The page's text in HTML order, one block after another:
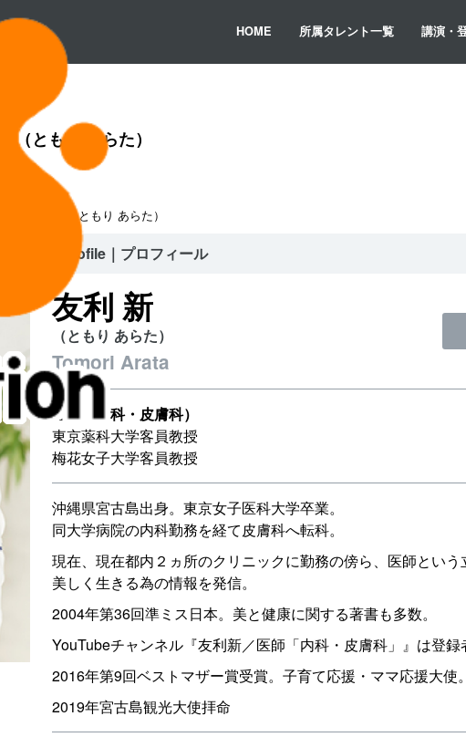
HOME 所属タレント一覧 講演・
（ともり あらた）
友利 新（ともり あらた）
Profile｜プロフィール
友利 新
（ともり あらた）
Tomori Arata
医師（内科・皮膚科）
東京薬科大学客員教授
梅花女子大学客員教授
沖縄県宮古島出身。東京女子医科大学卒業。
同大学病院の内科勤務を経て皮膚科へ転科。
現在、現在都内２ヵ所のクリニックに勤務の傍ら、医師という
美しく生きる為の情報を発信。
2004年第36回準ミス日本。美と健康に関する著書も多数。
YouTubeチャンネル『友利新／医師「内科・皮膚科」』は登録
2016年第9回ベストマザー賞受賞。子育て応援・ママ応援大使。
2019年宮古島観光大使拝命